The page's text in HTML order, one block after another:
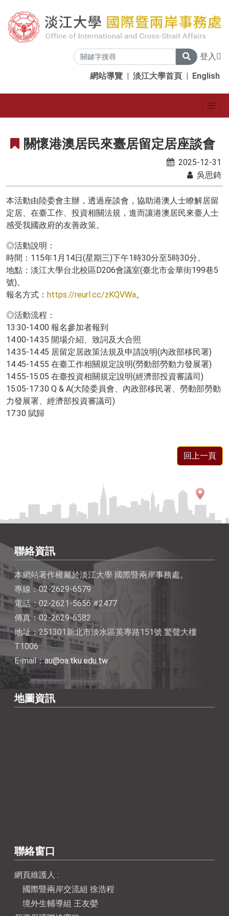
登入
網站導覽 | 淡江大學首頁 | English
關懷港澳居民來臺居留定居座談會
2025-12-31
吳思錡
本活動由陸委會主辦，透過座談會，協助港澳人士瞭解居留
定居、在臺工作、投資相關法規，進而讓港澳居民來臺人士
感受我國政府的友善政策。
◎活動說明：
時間：115年1月14日(星期三)下午1時30分至5時30分。
地點：淡江大學台北校區D206會議室(臺北市金華街199巷5
號)。
報名方式： https://reurl.cc/zKQVWa。
◎活動流程：
13:30-14:00 報名參加者報到
14:00-14:35 開場介紹、致詞及大合照
14:35-14:45 居留定居政策法規及申請說明(內政部移民署)
14:45-14:55 在臺工作相關規定說明(勞動部勞動力發展署)
14:55-15:05 在臺投資相關規定說明(經濟部投資審議司)
15:05-17:30 Q & A(大陸委員會、內政部移民署、勞動部勞動
力發展署、經濟部投資審議司)
17:30 賦歸
回上一頁
聯絡資訊
本網站著作權屬於淡江大學 國際暨兩岸事務處。
專線：02-2629-6579
電話：02-2621-5656 #2477
傳真：02-2629-6582
地址：251301新北市淡水區英專路151號 驚聲大樓
T1006
E-mail：au@oa.tku.edu.tw
地圖資訊
聯絡窗口
網頁維護人 :
國際暨兩岸交流組 徐浩程
境外生輔導組 王友嫈